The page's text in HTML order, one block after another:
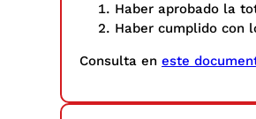
Haber aprobado la
Haber cumplido con
Consulta en este